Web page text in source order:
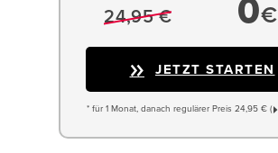
24,95 € 0€
JETZT STARTEN
* für 1 Monat, danach regulärer Preis 24,95 € (